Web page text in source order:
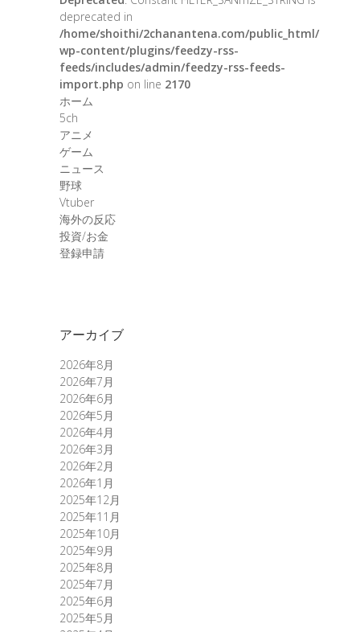
deprecated in
/home/shoithi/2chanantena.com/public_html/
wp-content/plugins/feedzy-rss-
feeds/includes/admin/feedzy-rss-feeds-
import.php on line 2170
ホーム
5ch
アニメ
ゲーム
ニュース
野球
Vtuber
海外の反応
投資/お金
登録申請
アーカイブ
2026年8月
2026年7月
2026年6月
2026年5月
2026年4月
2026年3月
2026年2月
2026年1月
2025年12月
2025年11月
2025年10月
2025年9月
2025年8月
2025年7月
2025年6月
2025年5月